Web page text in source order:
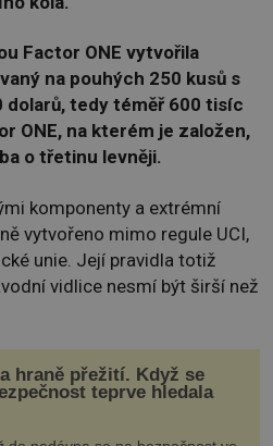
Factor ONE vytvořila
na pouhých 250 kusů s
dolarů, tedy téměř 600 tisíc
ONE, na kterém je založen,
o třetinu levněji.
komponenty a extrémní
vytvořeno mimo regule UCI,
unie. Její pravidla totiž
vidlice nesmí být širší než
hraně přežití. Když se
teprve hledala